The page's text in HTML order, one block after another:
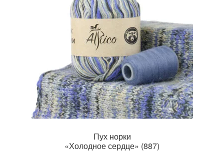
Пух норки
«Холодное сердце» (887)